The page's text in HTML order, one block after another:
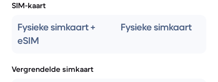
SIM-kaart
Fysieke simkaart +
eSIM
Fysieke simkaart
Vergrendelde simkaart